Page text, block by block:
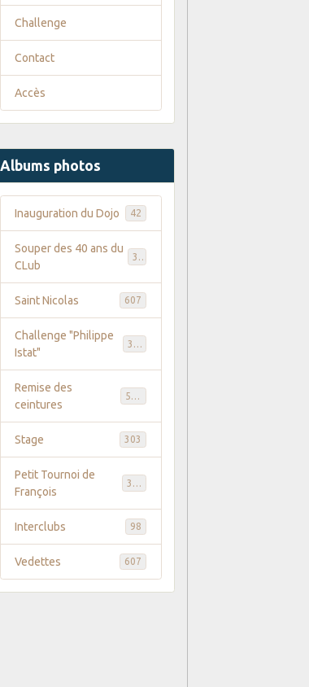
Challenge
Contact
Accès
Albums photos
Inauguration du Dojo 42
Souper des 40 ans du
CLub
Saint Nicolas 607
Challenge "Philippe
Istat"
Remise des
ceintures
Stage 303
Petit Tournoi de
François
Interclubs 98
Vedettes 607